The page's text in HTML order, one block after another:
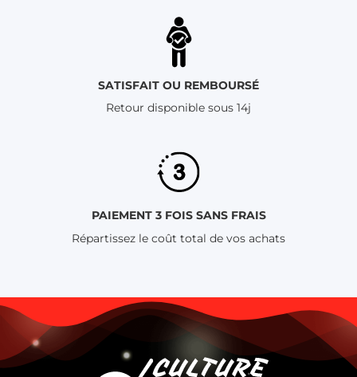
SATISFAIT OU REMBOURSÉ
Retour disponible sous 14j
PAIEMENT 3 FOIS SANS FRAIS
Répartissez le coût total de vos achats